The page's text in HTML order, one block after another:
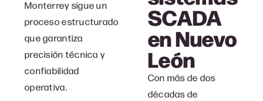
Monterrey sigue un
proceso estructurado
que garantiza
precisión técnica y
confiabilidad
operativa.
SCADA
en Nuevo
León
Con más de dos
décadas de